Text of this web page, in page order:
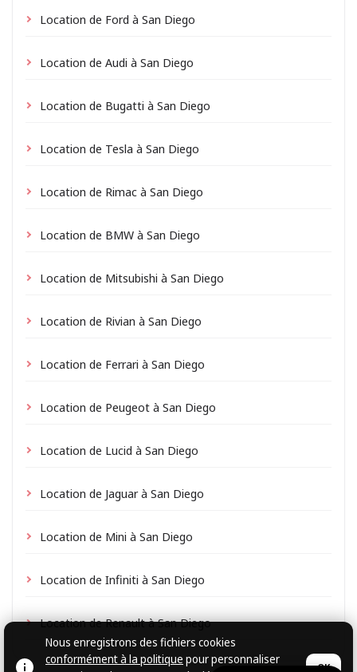
Location de Ford à San Diego
Location de Audi à San Diego
Location de Bugatti à San Diego
Location de Tesla à San Diego
Location de Rimac à San Diego
Location de BMW à San Diego
Location de Mitsubishi à San Diego
Location de Rivian à San Diego
Location de Ferrari à San Diego
Location de Peugeot à San Diego
Location de Lucid à San Diego
Location de Jaguar à San Diego
Location de Mini à San Diego
Location de Infiniti à San Diego
Location de Renault à San Diego
Nous enregistrons des fichiers cookies
conformément à la politique pour personnaliser
OK